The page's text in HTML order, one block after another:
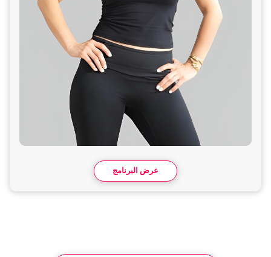
عرض البرنامج